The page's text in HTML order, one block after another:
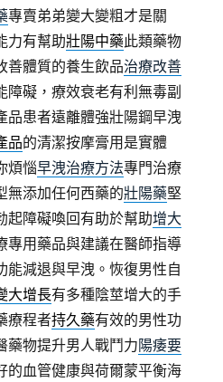
專賣弟弟變大變粗才是關
力有幫助壯陽中藥此類藥物
善體質的養生飲品治療改善
障礙，療效衰老有利無毒副
品患者遠離體強壯陽鋼早洩
品的清潔按摩膏用是實體
煩惱早洩治療方法專門治療
無添加任何西藥的壯陽藥堅
起障礙喚回有助於幫助增大
專用藥品與建議在醫師指導
能減退與早洩。恢復男性自
大增長有多種陰莖增大的手
療程者持久藥有效的男性功
藥物提升男人戰鬥力陽痿要
的血管健康與荷爾蒙平衡海